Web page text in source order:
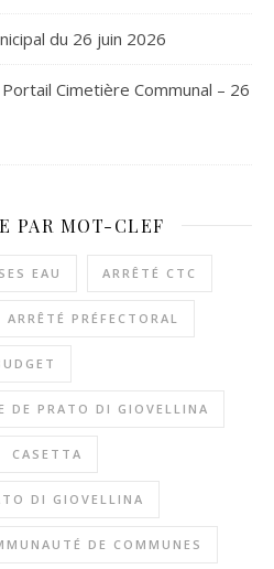
du 26 juin 2026
Cimetière Communal – 26
PAR MOT-CLEF
EAU ARRÊTÉ CTC
ARRÊTÉ PRÉFECTORAL
DE PRATO DI GIOVELLINA
CASETTA
DI GIOVELLINA
DE COMMUNES